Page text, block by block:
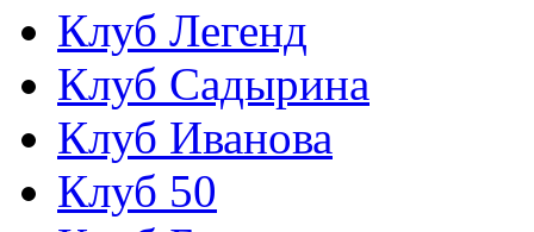
Клуб Легенд
Клуб Садырина
Клуб Иванова
Клуб 50